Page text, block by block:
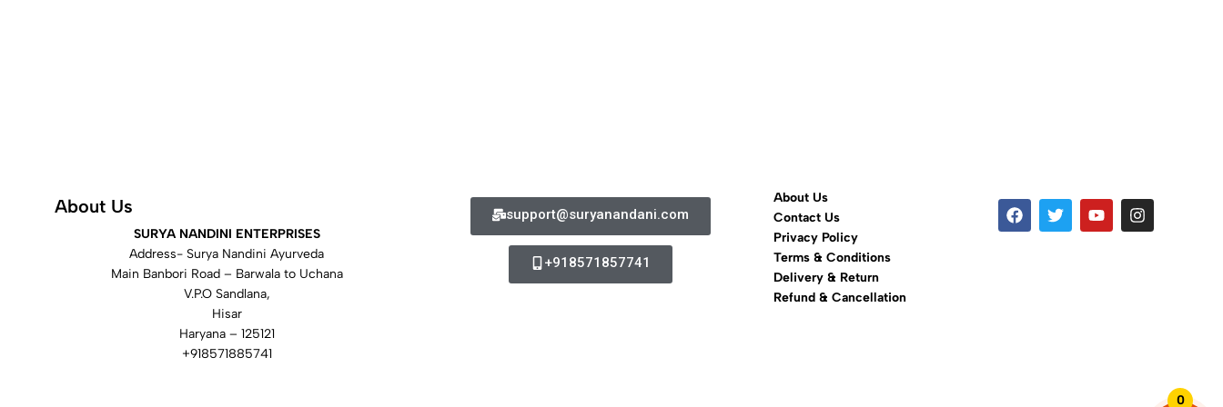
0
About Us
SURYA NANDINI ENTERPRISES
Address- Surya Nandini Ayurveda
Main Banbori Road – Barwala to Uchana
V.P.O Sandlana,
Hisar
Haryana – 125121
+918571885741
support@suryanandani.com
+918571857741
About Us
Contact Us
Privacy Policy
Terms & Conditions
Delivery & Return
Refund & Cancellation